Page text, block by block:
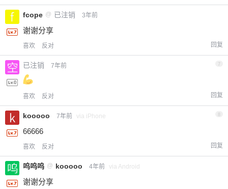
fcope @ 已注销 3年前
谢谢分享
喜欢 反对 回复
已注销 7年前 7
喜欢 反对 回复
kooooo 7年前 via iPhone
66666
喜欢 反对 回复
呜呜呜 @ kooooo 4年前 via Android
谢谢分享